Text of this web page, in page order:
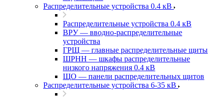
Распределительные устройства 0.4 кВ
Распределительные устройства 0.4 кВ
ВРУ — вводно-распределительные
устройства
ГРЩ — главные распределительные щиты
ШРНН — шкафы распределительные
низкого напряжения 0.4 кВ
ЩО — панели распределительных щитов
Распределительные устройства 6-35 кВ